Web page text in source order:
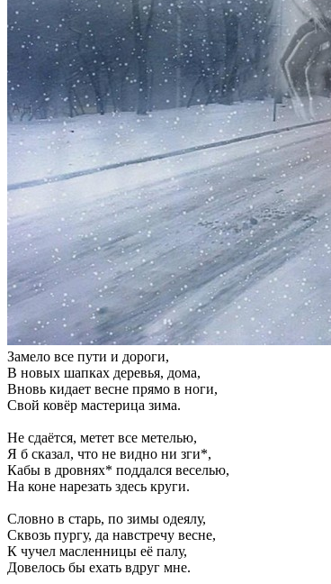
Замело все пути и дороги,
В новых шапках деревья, дома,
Вновь кидает весне прямо в ноги,
Свой ковёр мастерица зима.
Не сдаётся, метет все метелью,
Я б сказал, что не видно ни зги*,
Кабы в дровнях* поддался веселью,
На коне нарезать здесь круги.
Словно в старь, по зимы одеялу,
Сквозь пургу, да навстречу весне,
К чучел масленницы её палу,
Довелось бы ехать вдруг мне.